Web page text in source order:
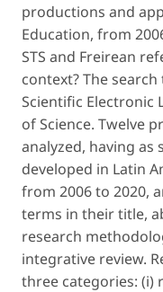
productions and
Education, from
STS and Freirean
context? The
Scientific Electronic
of Science. Twelve
analyzed, having as
developed in Latin
from 2006 to 2020,
terms in their title,
research
integrative review.
three categories: (i)